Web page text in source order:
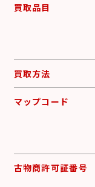
買取品目
買取方法
マップコード
古物商許可証番号